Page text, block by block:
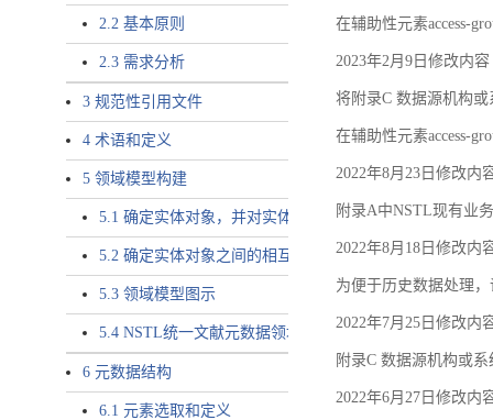
2.2 基本原则
2.3 需求分析
3 规范性引用文件
4 术语和定义
5 领域模型构建
5.1 确定实体对象，并对实体对象命名
5.2 确定实体对象之间的相互关系，定义实体对象之间的
5.3 领域模型图示
5.4 NSTL统一文献元数据领域模型的验证
6 元数据结构
6.1 元素选取和定义
在辅助性元素access-
2023年2月9日修改内容
将附录C 数据源机构或
在辅助性元素access-
2022年8月23日修改内
附录A中NSTL现有业
2022年8月18日修改内
为便于历史数据处理
2022年7月25日修改内
附录C 数据源机构或
2022年6月27日修改内